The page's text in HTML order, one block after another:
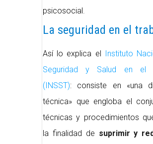
psicosocial.
La seguridad en el
Así lo explica el Instituto
Seguridad y Salud en el
(INSST): consiste en «una
técnica» que engloba el
técnicas y procedimientos
la finalidad de suprimir y